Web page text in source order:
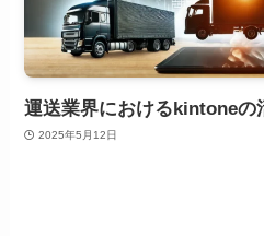
運送業界におけるkintoneの
2025年5月12日